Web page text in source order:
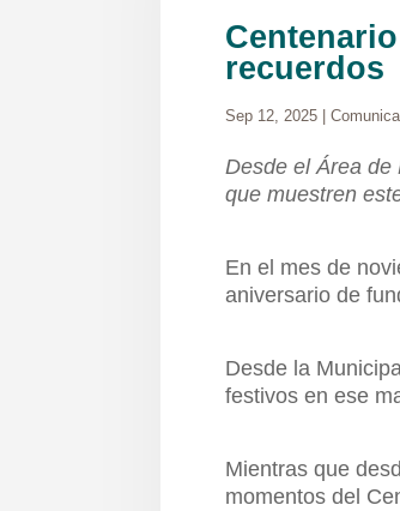
recuerdos
Sep 12, 2025 |
Desde el Área de
que muestren
En el mes de
aniversario de
Desde la
festivos en ese
Mientras que
momentos del